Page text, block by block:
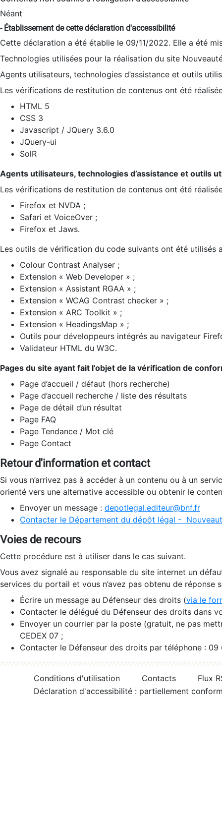
Néant
- Établissement de cette déclaration d'accessibilité
Cette déclaration a été établie le 09/11/2022. Elle a été
Technologies utilisées pour la réalisation du site
Agents utilisateurs, technologies d’assistance et outils
Les vérifications de restitution de contenus ont été
HTML 5
CSS 3
Javascript / JQuery 3.6.0
JQuery-ui
SolR
Agents utilisateurs, technologies d’assistance et outils
Les vérifications de restitution de contenus ont été
Firefox et NVDA ;
Safari et VoiceOver ;
Firefox et Jaws.
Les outils de vérification du code suivants ont été utilisés
Colour Contrast Analyser ;
Extension « Web Developer » ;
Extension « Assistant RGAA » ;
Extension « WCAG Contrast checker » ;
Extension « ARC Toolkit » ;
Extension « HeadingsMap » ;
Outils pour développeurs intégrés au navigateur
Validateur HTML du W3C.
Pages du site ayant fait l’objet de la vérification de
Page d’accueil / défaut (hors recherche)
Page d’accueil recherche / liste des résultats
Page de détail d’un résultat
Page FAQ
Page Tendance / Mot clé
Page Contact
Retour d'information et contact
Si vous n’arrivez pas à accéder à un contenu ou à un
orienté vers une alternative accessible ou obtenir le
Envoyer un message : depotlegal.editeur@bnf.fr
Contacter le Département du dépôt légal -
Voies de recours
Cette procédure est à utiliser dans le cas suivant.
Vous avez signalé au responsable du site internet un
services du portail et vous n’avez pas obtenu de réponse
Écrire un message au Défenseur des droits (via le
Contacter le délégué du Défenseur des droits dans
Envoyer un courrier par la poste (gratuit, ne pas
CEDEX 07 ;
Contacter le Défenseur des droits par téléphone :
Conditions d'utilisation Contacts
Flux
Déclaration d'accessibilité : partiellement